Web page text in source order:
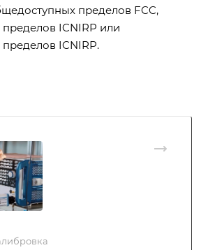
пределов FCC,
ICNIRP или
ICNIRP.